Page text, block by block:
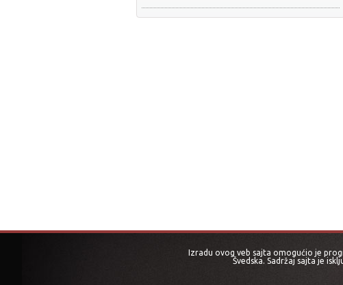
Izradu ovog veb sajta omogućio je
Švedska. Sadržaj sajta je